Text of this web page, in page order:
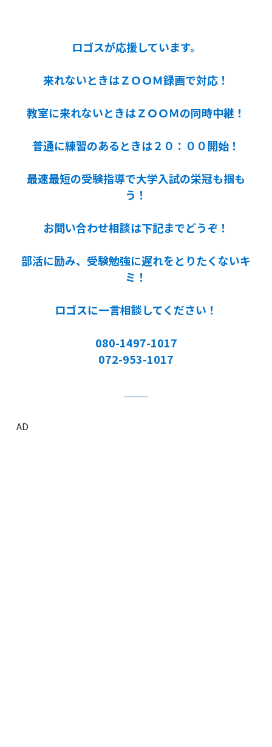
ロゴスが応援しています。
来れないときはＺＯＯＭ録画で対応！
教室に来れないときはＺＯＯＭの同時中継！
普通に練習のあるときは２０：００開始！
最速最短の受験指導で大学入試の栄冠も掴も
う！
お問い合わせ相談は下記までどうぞ！
部活に励み、受験勉強に遅れをとりたくないキ
ミ！
ロゴスに一言相談してください！
080-1497-1017
072-953-1017
AD